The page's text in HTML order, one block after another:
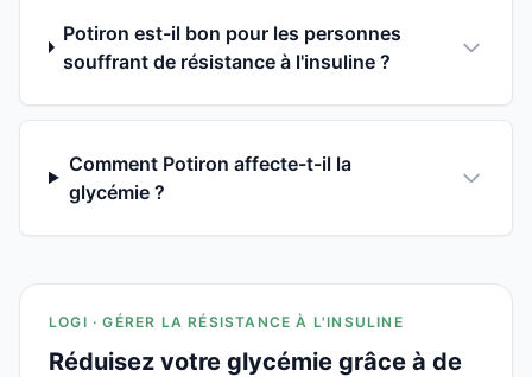
Potiron est-il bon pour les personnes
souffrant de résistance à l'insuline ?
Comment Potiron affecte-t-il la
glycémie ?
LOGI · GÉRER LA RÉSISTANCE À L'INSULINE
Réduisez votre glycémie grâce à de